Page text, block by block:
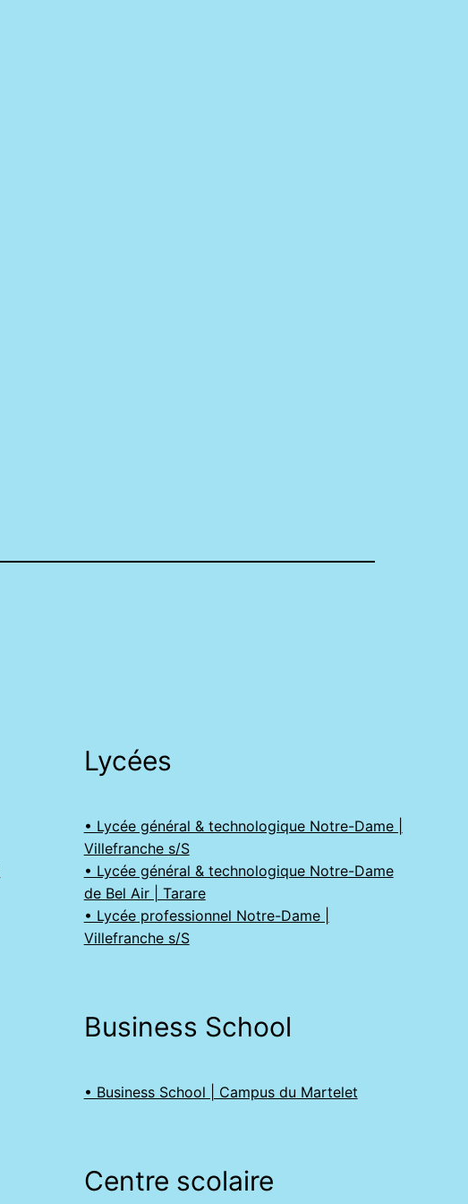
Lycées
• Lycée général & technologique Notre-Dame |
Villefranche s/S
• Lycée général & technologique Notre-Dame
de Bel Air | Tarare
• Lycée professionnel Notre-Dame |
Villefranche s/S
Business School
• Business School | Campus du Martelet
Centre scolaire